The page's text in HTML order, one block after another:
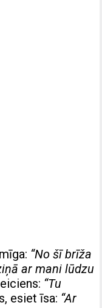
“No šī brīža
ar mani lūdzu
“Tu
esiet īsa: “Ar